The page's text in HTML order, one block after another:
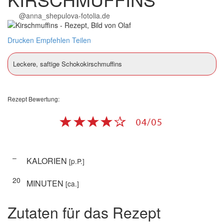
@anna_shepulova-fotolia.de
Drucken Empfehlen Teilen
Leckere, saftige Schokokirschmuffins
Rezept Bewertung:
– KALORIEN [p.P.]
20
MINUTEN [ca.]
Zutaten für das Rezept